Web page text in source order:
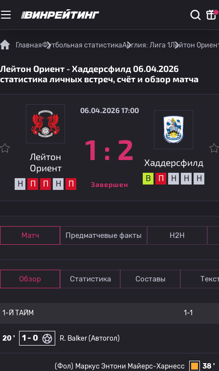
ГлавнаяФутбольная статистикаАнглия: Лига 1Лейтон
Лейтон Ориент - Хаддерсфилд 06.04.2026
статистика личных встреч, счёт и обзор матча
Лейтон
Ориент
Н П П Н П
06.04.2026 17:00
1 : 2
Завершен
Хаддерсфилд
В П Н Н Н
Матч Предматчевые факты Н2Н
Обзор Статистика Составы
1-Й ТАЙМ 1-1
20 ' 1 - 0 R. Balker (Автогол)
38 '
Маркус Энтони Майерс-Харнесс
(Фол)